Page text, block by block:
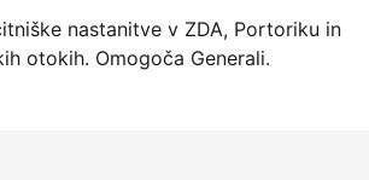
nastanitve v ZDA, Portoriku in
otokih. Omogoča Generali.